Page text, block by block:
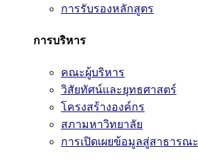
การรับรองหลักสูตร
การบริหาร
คณะผู้บริหาร
วิสัยทัศน์และยุทธศาสตร์
โครงสร้างองค์กร
สภามหาวิทยาลัย
การเปิดเผยข้อมูลสู่สาธารณะ